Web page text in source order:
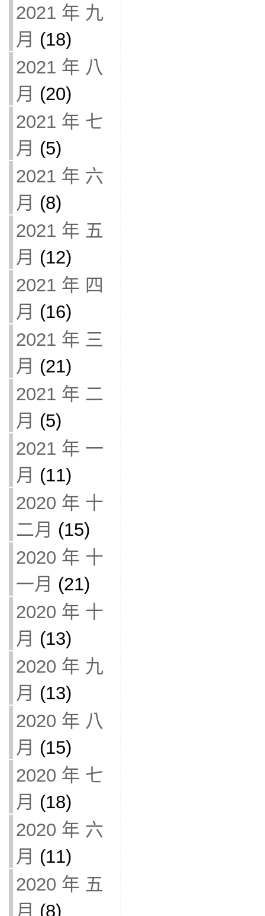
2021 年 九
月 (18)
2021 年 八
月 (20)
2021 年 七
月 (5)
2021 年 六
月 (8)
2021 年 五
月 (12)
2021 年 四
月 (16)
2021 年 三
月 (21)
2021 年 二
月 (5)
2021 年 一
月 (11)
2020 年 十
二月 (15)
2020 年 十
一月 (21)
2020 年 十
月 (13)
2020 年 九
月 (13)
2020 年 八
月 (15)
2020 年 七
月 (18)
2020 年 六
月 (11)
2020 年 五
月 (8)